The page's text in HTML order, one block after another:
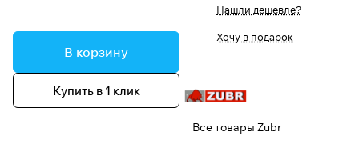
В корзину
Купить в 1 клик
Нашли дешевле?
Хочу в подарок
Все товары Zubr